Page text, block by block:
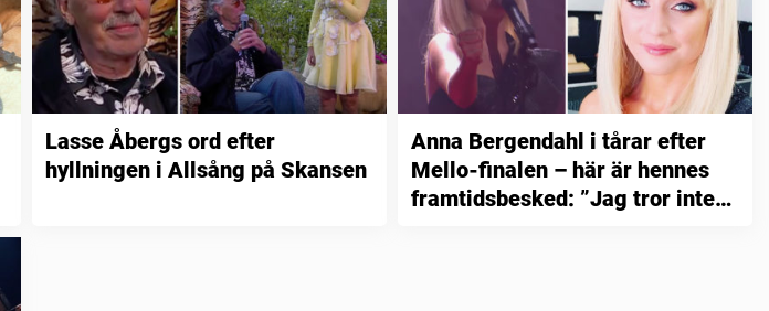
Lasse Åbergs ord efter
hyllningen i Allsång på Skansen
Anna Bergendahl i tårar efter
Mello-finalen – här är hennes
framtidsbesked: ”Jag tror inte